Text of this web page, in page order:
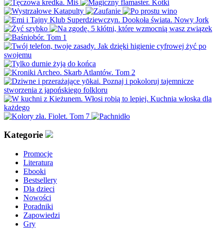
Kategorie
Promocje
Literatura
Ebooki
Bestsellery
Dla dzieci
Nowości
Poradniki
Zapowiedzi
Gry